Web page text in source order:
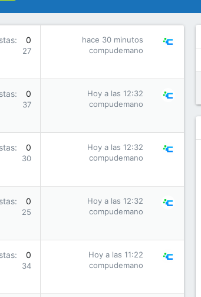
0
27
hace 30 minutos
compudemano
0
37
Hoy a las 12:32
compudemano
0
30
Hoy a las 12:32
compudemano
0
25
Hoy a las 12:32
compudemano
0
34
Hoy a las 11:22
compudemano